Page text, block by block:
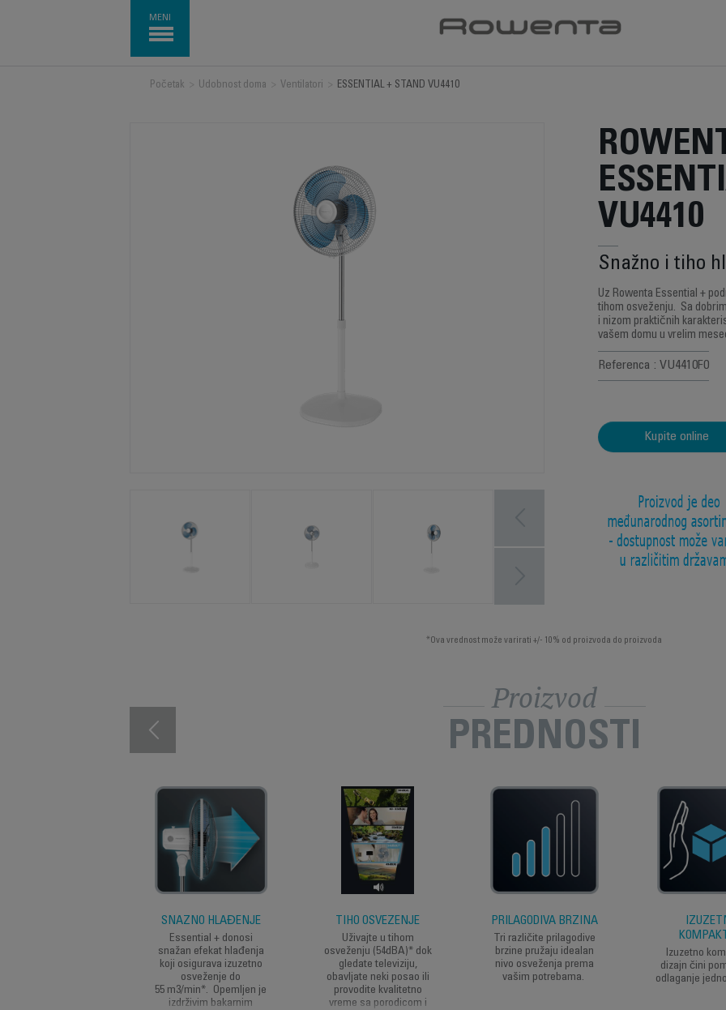
MENI
Početak Udobnost doma Ventilatori ESSENTIAL + STAND VU4410
VU4410
Snažno i tiho
Uz Rowenta Essential +
tihom osveženju. Sa
i nizom praktičnih
vašem domu u vrelim
Referenca : VU4410F0
Kupite online
*Ova vrednost može varirati +/- 10% od proizvoda do proizvoda
Proizvod
PREDNOSTI
SNAŽNO HLAĐENJE
Essential + donosi
snažan efekat hlađenja
koji osigurava izuzetno
osveženje do
55 m3/min*. Opemljen je
izdrživim bakarnim
TIHO OSVEŽENJE
Uživajte u tihom
osveženju (54dBA)* dok
gledate televiziju,
obavljate neki posao ili
provodite kvalitetno
vreme sa porodicom i
PRILAGODIVA BRZINA
Tri različite prilagodive
brzine pružaju idealan
nivo osveženja prema
vašim potrebama.
Izuzetno
dizajn čini
odlaganje